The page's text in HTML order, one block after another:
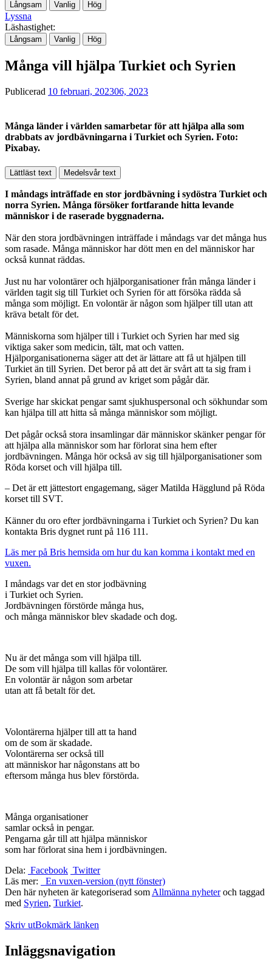
Långsam Vanlig Hög
Lyssna
Läshastighet:
Långsam Vanlig Hög
Många vill hjälpa Turkiet och Syrien
Publicerad 10 februari, 202306, 2023
Många länder i världen samarbetar för att hjälpa alla som
drabbats av jordbävningarna i Turkiet och Syrien. Foto:
Pixabay.
Lättläst text Medelsvår text
I måndags inträffade en stor jordbävning i sydöstra Turkiet och
norra Syrien. Många försöker fortfarande hitta levande
människor i de raserade byggnaderna.
När den stora jordbävningen inträffade i måndags var det många hus
som rasade. Många människor har dött men en del människor har
också kunnat räddas.
Just nu har volontärer och hjälporganisationer från många länder i
världen tagit sig till Turkiet och Syrien för att försöka rädda så
många som möjligt. En volontär är någon som hjälper till utan att
kräva betalt för det.
Människorna som hjälper till i Turkiet och Syrien har med sig
viktiga saker som medicin, tält, mat och vatten.
Hjälporganisationerna säger att det är lättare att få ut hjälpen till
Turkiet än till Syrien. Det beror på att det är svårt att ta sig fram i
Syrien, bland annat på grund av kriget som pågår där.
Sverige har skickat pengar samt sjukhuspersonal och sökhundar som
kan hjälpa till att hitta så många människor som möjligt.
Det pågår också stora insamlingar där människor skänker pengar för
att hjälpa alla människor som har förlorat sina hem efter
jordbävningen. Många hör också av sig till hjälporganisationer som
Röda korset och vill hjälpa till.
– Det är ett jättestort engagemang, säger Matilda Hägglund på Röda
korset till SVT.
Känner du oro efter jordbävningarna i Turkiet och Syrien? Du kan
kontakta Bris dygnet runt på 116 111.
Läs mer på Bris hemsida om hur du kan komma i kontakt med en
vuxen.
I måndags var det en stor jodbävning
i Turkiet och Syrien.
Jordbävningen förstörde många hus,
och många människor blev skadade och dog.
Nu är det många som vill hjälpa till.
De som vill hjälpa till kallas för volontärer.
En volontär är någon som arbetar
utan att få betalt för det.
Volontärerna hjälper till att ta hand
om de som är skadade.
Volontärerna ser också till
att människor har någonstans att bo
eftersom många hus blev förstörda.
Många organisationer
samlar också in pengar.
Pengarna går till att hjälpa människor
som har förlorat sina hem i jordbävningen.
Dela: Facebook Twitter
Läs mer:
En vuxen-version (nytt fönster)
Den här nyheten är kategoriserad som Allmänna nyheteroch taggad
med Syrien, Turkiet.
Skriv utBokmärk länken
Inläggsnavigation